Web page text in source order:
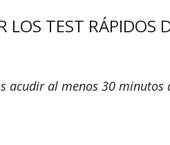
LOS TEST RÁPIDOS
acudir al menos 30 minutos